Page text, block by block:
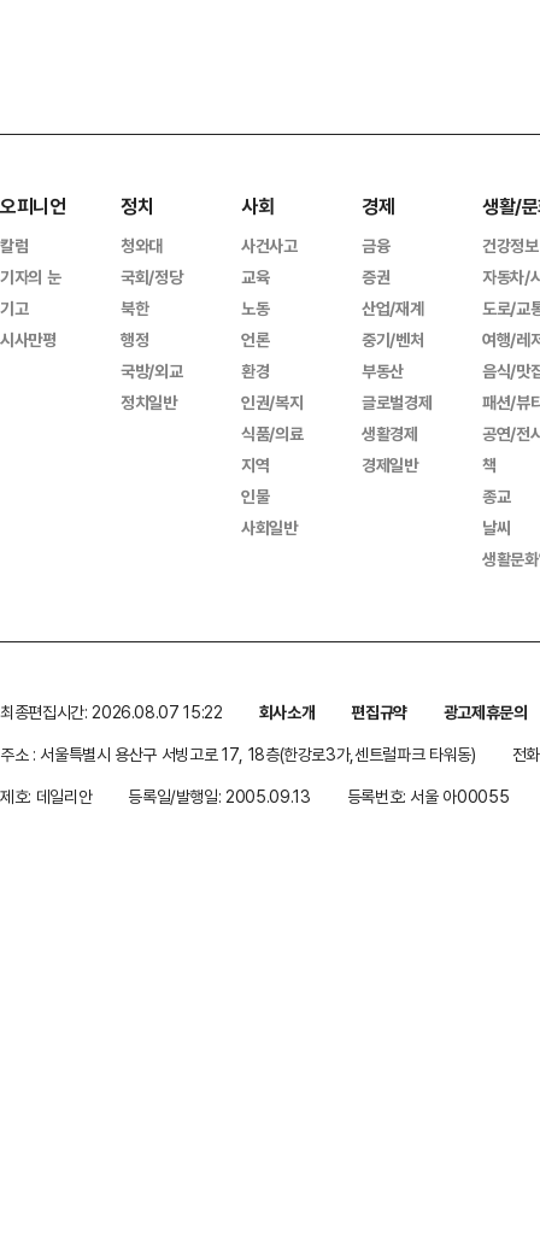
오피니언
칼럼
기자의 눈
기고
시사만평
정치
청와대
국회/정당
북한
행정
국방/외교
정치일반
사회
사건사고
교육
노동
언론
환경
인권/복지
식품/의료
지역
인물
사회일반
경제
금융
증권
산업/재계
중기/벤처
부동산
글로벌경제
생활경제
경제일반
생활/
건강정보
자동차/
도로/교
여행/레
음식/맛
패션/뷰
공연/전
책
종교
날씨
생활문
최종편집시간: 2026.08.07 15:22 회사소개 편집규약
광고제휴문의
주소 : 서울특별시 용산구 서빙고로 17, 18층(한강로3가,센트럴파크 타워동)
전
제호: 데일리안
등록일/발행일: 2005.09.13 등록번호: 서울 아00055